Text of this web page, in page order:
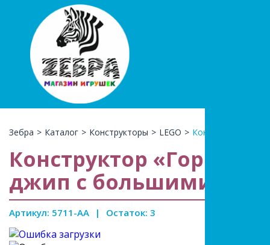
Зебра > Каталог > Конструкторы > LEGO > Конструктор
Конструктор «Город
джип с большими
Артикул: 5711-AA | Остаток: 3